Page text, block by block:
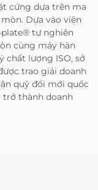
cứng dựa trên ma
Dựa vào viện
tự nghiên
cùng máy hàn
chất lượng ISO, sở
trao giải doanh
quỹ đổi mới quốc
trở thành doanh